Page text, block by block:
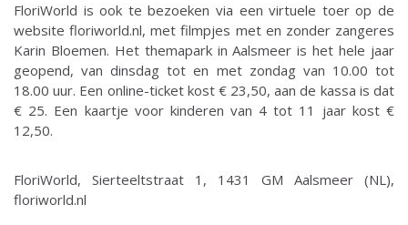
FloriWorld is ook te bezoeken via een virtuele toer op de
website floriworld.nl, met filmpjes met en zonder zangeres
Karin Bloemen. Het themapark in Aalsmeer is het hele jaar
geopend, van dinsdag tot en met zondag van 10.00 tot
18.00 uur. Een online-ticket kost € 23,50, aan de kassa is dat
€ 25. Een kaartje voor kinderen van 4 tot 11 jaar kost €
12,50.
FloriWorld, Sierteeltstraat 1, 1431 GM Aalsmeer (NL),
floriworld.nl